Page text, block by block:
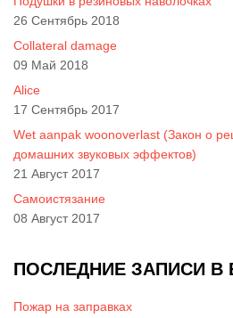
26 Сентябрь 2018
Collateral damage
09 Май 2018
Alice
17 Сентябрь 2017
Wet aanpak woonoverlast (Закон о
домашних звуковых эффектов)
21 Август 2017
Самоистязание
08 Август 2017
ПОСЛЕДНИЕ ЗАПИСИ В
Пожар на заправках